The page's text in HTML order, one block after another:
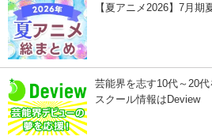
【夏アニメ2026】7月期
芸能界を志す10代～20
スクール情報はDeview